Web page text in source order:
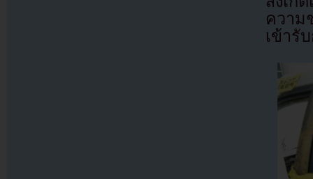
ความ
เข้ารั